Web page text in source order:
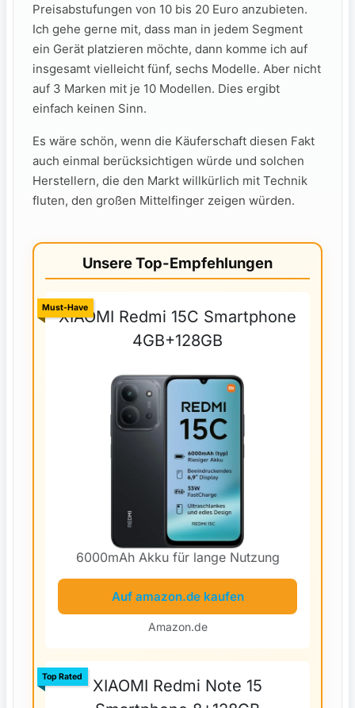
Preisabstufungen von 10 bis 20 Euro anzubieten.
Ich gehe gerne mit, dass man in jedem Segment
ein Gerät platzieren möchte, dann komme ich auf
insgesamt vielleicht fünf, sechs Modelle. Aber nicht
auf 3 Marken mit je 10 Modellen. Dies ergibt
einfach keinen Sinn.
Es wäre schön, wenn die Käuferschaft diesen Fakt
auch einmal berücksichtigen würde und solchen
Herstellern, die den Markt willkürlich mit Technik
fluten, den großen Mittelfinger zeigen würden.
Unsere Top-Empfehlungen
XIAOMI Redmi 15C Smartphone
4GB+128GB
Must-Have
6000mAh Akku für lange Nutzung
Auf amazon.de kaufen
Amazon.de
XIAOMI Redmi Note 15
Top Rated